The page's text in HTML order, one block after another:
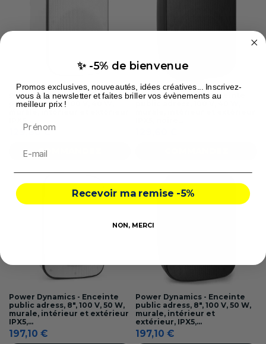
Power Dynamics - Enceinte
public adress, 100 V, 40 W,
129,60 €
COMMANDEZ
Power Dynamics - Enceinte
Power Dynamics - Enceinte
public adress, 8", 100 V, 50 W,
murale, intérieur et extérieur
IPX5,...
197,10 €
Power Dynamics - Enceinte
public adress, 8", 100 V, 50 W,
murale, intérieur et
extérieur, IPX5,...
197,10 €
✨ -5% de bienvenue
Promos exclusives, nouveautés, idées créatives... Inscrivez-
vous à la newsletter et faites briller vos évènements au
meilleur prix !
Recevoir ma remise -5%
NON, MERCI